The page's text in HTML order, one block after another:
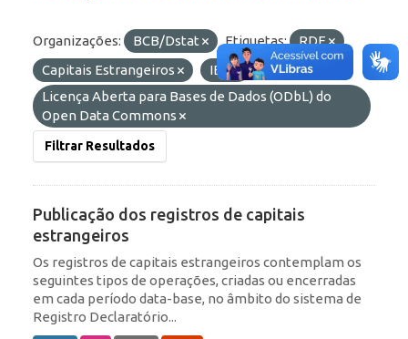
Organizações: BCB/Dstat Etiquetas:
RDE
Capitais Estrangeiros
IED
Licenças:
Licença Aberta para Bases de Dados (ODbL) do
Open Data Commons
Filtrar Resultados
Publicação dos registros de capitais
estrangeiros
Os registros de capitais estrangeiros contemplam os
seguintes tipos de operações, criadas ou encerradas
em cada período data-base, no âmbito do sistema de
Registro Declaratório...